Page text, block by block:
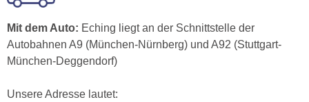
Mit dem Auto: Eching liegt an der Schnittstelle der
Autobahnen A9 (München-Nürnberg) und A92 (Stuttgart-
München-Deggendorf)
Unsere Adresse lautet: